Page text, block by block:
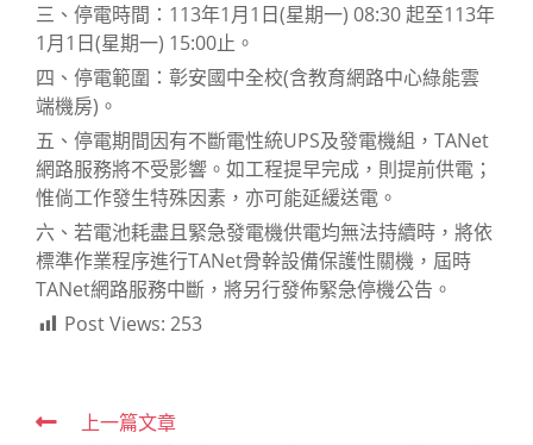
三、停電時間：113年1月1日(星期一) 08:30 起至113年
1月1日(星期一) 15:00止。
四、停電範圍：彰安國中全校(含教育網路中心綠能雲
端機房)。
五、停電期間因有不斷電性統UPS及發電機組，TANet
網路服務將不受影響。如工程提早完成，則提前供電；
惟倘工作發生特殊因素，亦可能延緩送電。
六、若電池耗盡且緊急發電機供電均無法持續時，將依
標準作業程序進行TANet骨幹設備保護性關機，屆時
TANet網路服務中斷，將另行發佈緊急停機公告。
Post Views: 253
Read上一篇文章